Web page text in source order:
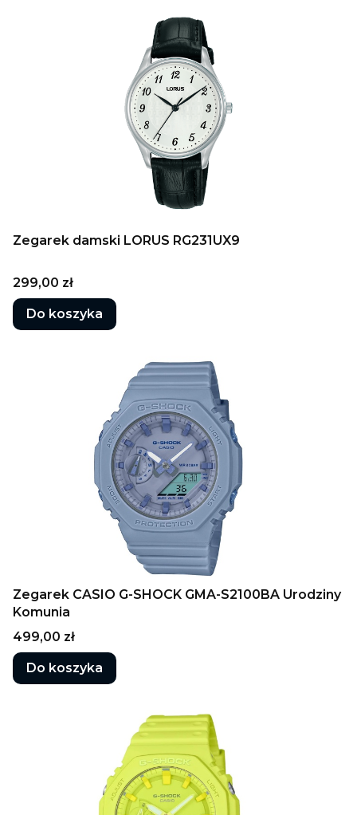
Zegarek damski LORUS RG231UX9
Cena
299,00 zł
Do koszyka
Zegarek CASIO G-SHOCK GMA-S2100BA Urodziny
Komunia
Cena
499,00 zł
Do koszyka